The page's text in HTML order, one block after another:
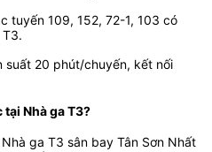
tuyến 109, 152, 72-1, 103 có
suất 20 phút/chuyến, kết nối
Nhà ga T3?
ga T3 sân bay Tân Sơn Nhất